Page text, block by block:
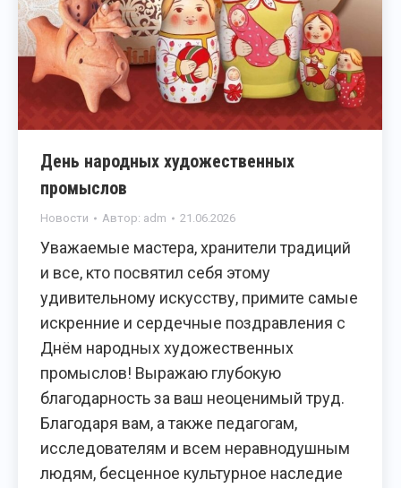
День народных художественных
промыслов
Новости Автор: adm 21.06.2026
Уважаемые мастера, хранители традиций
и все, кто посвятил себя этому
удивительному искусству, примите самые
искренние и сердечные поздравления с
Днём народных художественных
промыслов! Выражаю глубокую
благодарность за ваш неоценимый труд.
Благодаря вам, а также педагогам,
исследователям и всем неравнодушным
людям, бесценное культурное наследие